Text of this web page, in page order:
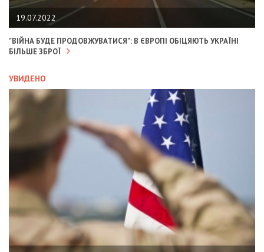
19.07.2022
"ВІЙНА БУДЕ ПРОДОВЖУВАТИСЯ": В ЄВРОПІ ОБІЦЯЮТЬ УКРАЇНІ
БІЛЬШЕ ЗБРОЇ
УВИДЕНО